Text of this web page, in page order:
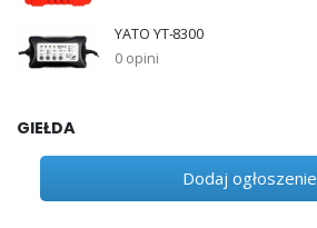
YATO YT-8300
0 opini
GIEŁDA
Dodaj ogłoszenie